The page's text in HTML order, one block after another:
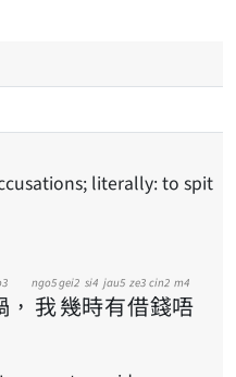
， 我
ngo5
幾
gei2
時
si4
有
jau5
借
ze3
錢
cin2
唔
m4